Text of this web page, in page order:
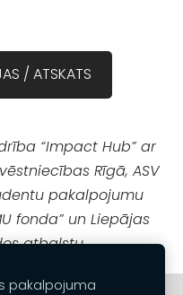
/ ATSKATS
“Impact Hub” ar
Rīgā, ASV
pakalpojumu
fonda” un Liepājas
atbalstu.
pakalpojuma